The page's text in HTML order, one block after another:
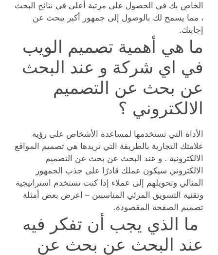
الخاص بك في الحصول على مرتبة أعلى في نتائج البحث
، مما يسمح لك بالوصول إلى جمهور أكبر يبحث عن
إجابتك.
ما هي أهمية تصميم الويب
في اي شركة و عند البحث
عن بحث عن التصميم
الالكتروني ؟
الأداة التي تستخدمها لمساعدة الأشخاص على رؤية
علامتك التجارية بالطريقة التي تريدها هي تصميم المواقع
الالكترونية . و عند البحث عن بحث عن التصميم
الالكتروني سيكون عملك قادرًا على جذب الجمهور
المثالي وتحويلهم إلى عملاء إذا كنت تستخدم استراتيجية
وتقنية التسويق المرئي المناسبين – اعرض بعض أمثلة
تصميم الصفحة المقصودة.
ما الذي يجب أن تفكر فيه
عند البحث عن بحث عن